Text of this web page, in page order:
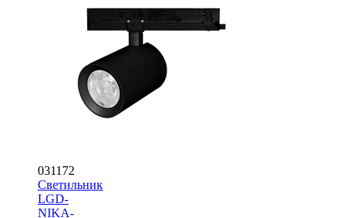
031172
Светильник
LGD-
NIKA-